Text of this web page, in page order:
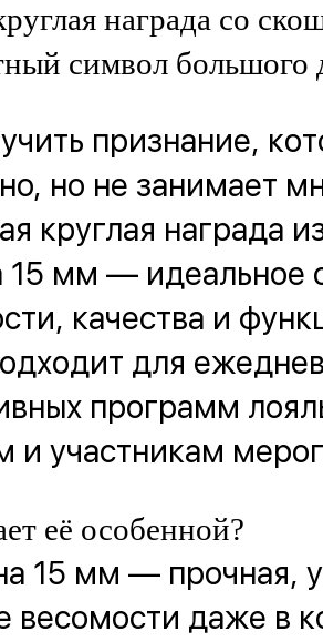
награда со
символ большого
признание,
но не занимает
круглая награда
15 мм — идеальное
качества и
для
программ
и участникам
её особенной?
15 мм — прочная,
весомости даже в